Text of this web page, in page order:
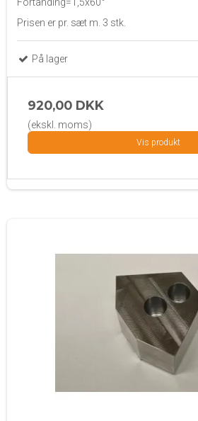
Prisen er pr. sæt m. 3 stk.
På lager
920,00 DKK
(ekskl. moms)
Vis produkt